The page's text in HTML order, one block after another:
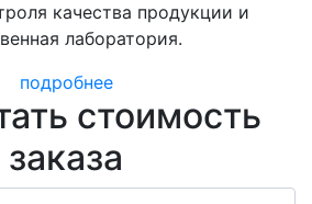
качества продукции и
лаборатория.
подробнее
стоимость
заказа